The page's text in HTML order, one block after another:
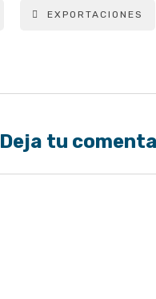
EXPORTACIONES
Deja tu